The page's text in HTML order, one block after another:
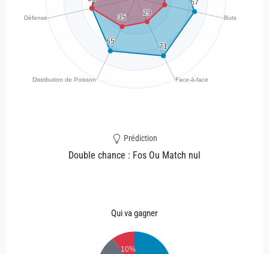
Prédiction
Double chance : Fos Ou Match nul
Qui va gagner